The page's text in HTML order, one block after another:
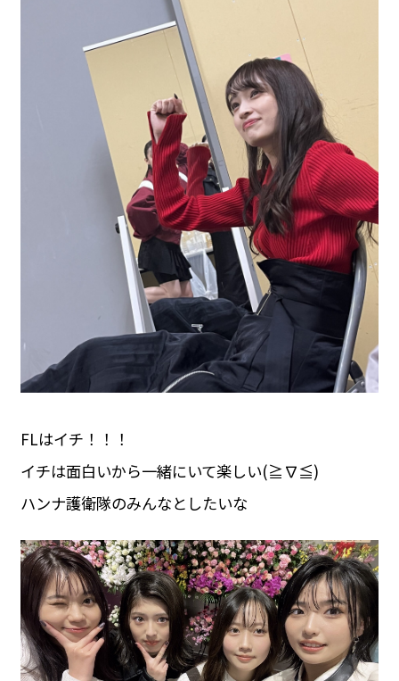
FLはイチ！！！
イチは面白いから一緒にいて楽しい(≧∇≦)
ハンナ護衛隊のみんなとしたいな